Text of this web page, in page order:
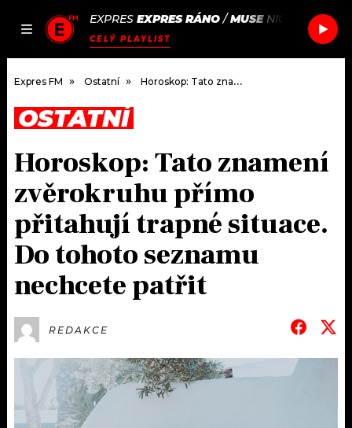
JAK
SEZNAM.CZ
EXPRES EXPRES RÁNO/MUSE NIGHTSHIFT
CELÝ PLAYLIST
DOMŮ
ČLÁNKY
HUDBA
ROZHOVORY
#NEBUDUDOMA
KALENDÁŘ
KVÍZY
PODCASTY
JAK NALADIT
RÁDIO
APLIKACE
PROGRAM
PLAYLIST
SOUTĚŽE
Expres FM Ostatní Horoskop: Tato znamení zvěrokruhu přímo přitahují trapné situace. Do tohoto seznamu nechcete patřit
OSTATNÍ
Horoskop: Tato znamení
zvěrokruhu přímo
přitahují trapné situace.
Do tohoto seznamu
nechcete patřit
REDAKCE